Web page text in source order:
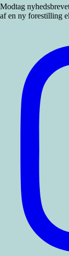
Modtag
af en ny forestilling